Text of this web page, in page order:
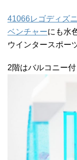
41066レゴディズ
ベンチャーにも水
ウインタースポー
2階はバルコニー